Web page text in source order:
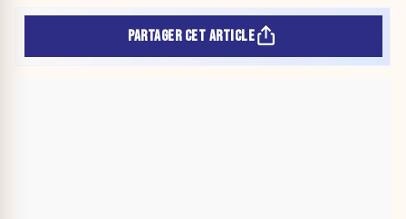
PARTAGER CET ARTICLE